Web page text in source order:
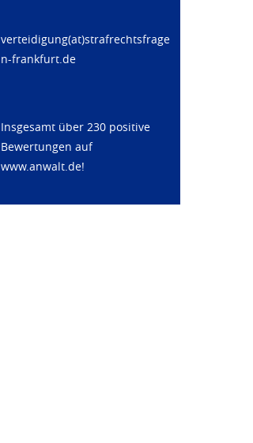
verteidigung(at)strafrechtsfrage
n-frankfurt.de
Insgesamt über 230 positive
Bewertungen auf
www.anwalt.de!